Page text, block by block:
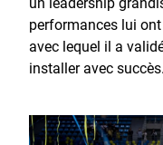
performances lui
avec lequel il a
installer avec succès.